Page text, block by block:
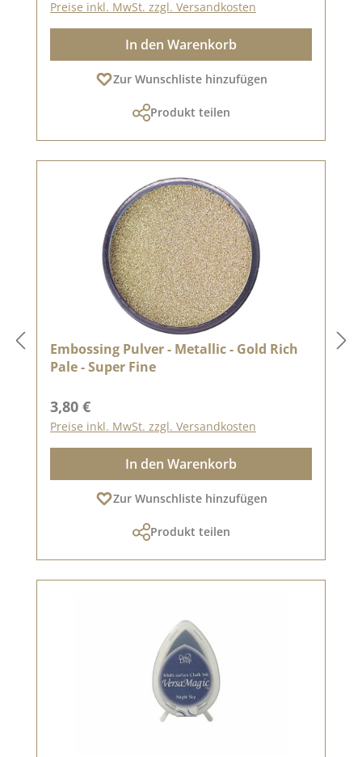
Preise inkl. MwSt. zzgl. Versandkosten
In den Warenkorb
Zur Wunschliste hinzufügen
Produkt teilen
Embossing Pulver - Metallic - Gold Rich
Pale - Super Fine
Regulärer Preis:
3,80 €
Preise inkl. MwSt. zzgl. Versandkosten
In den Warenkorb
Zur Wunschliste hinzufügen
Produkt teilen